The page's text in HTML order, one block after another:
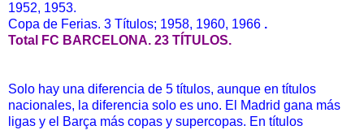
1952, 1953.
Copa de Ferias. 3 Títulos; 1958, 1960, 1966 .
Total FC BARCELONA. 23 TÍTULOS.
Solo hay una diferencia de 5 títulos, aunque en títulos
nacionales, la diferencia solo es uno. El Madrid gana más
ligas y el Barça más copas y supercopas. En títulos